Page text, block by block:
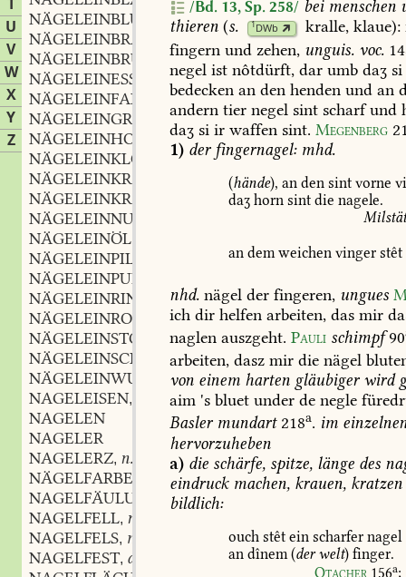
T
U
V
W
X
Y
Z
NÄGELEINBLUME
,f.
NÄGELEINBRAUN
adj.
NÄGELEINBRÜHE
NÄGELEINESSIG
m.
NÄGELEINFARB
adj.
NÄGELEINGRAS
n.
NÄGELEINHOLZ
n.
NÄGELEINKLOPFEN, n.
NÄGELEINKRANZ
NÄGELEINKRAUT
NÄGELEINNUSZ
NÄGELEINÖL
NÄGELEINPILZ
NÄGELEINPULVER
NÄGELEINRINDE
NÄGELEINROSE
NÄGELEINSTOCK
NÄGELEINSCHWAMM,m.
NÄGELEINWURZ
f.
NAGELEISEN,
NAGELEN
NAGELER
NAGELERZ, n.
NÄGELFARBE
NAGELFÄULUNG
f.
NAGELFELL, n.
NAGELFELS, m.
NAGELFEST, adj.
/Bd. 13, Sp. 258/ beimenschen
thieren (s. 1DWb kralle, klaue):
fingern und zehen, unguis. voc.
negel ist nôtdürft, dar umb daʒ si
bedecken an den henden und an
andern tier negel sint scharfund
daʒ si ir waffen sint. Megenberg
1) derfingernagel: mhd.
(hände), an den sint vorne
daʒ horn sint die nagele.
an demweichen vinger stêt
nhd. nägel der fingeren, ungues
ich dir helfen arbeiten, das mir
naglen auszgeht. Pauli schimpf 90
arbeiten, dasz mir die nägel
von einem harten gläubigerwird
aim 's bluet under de negle
Baslermundart 218a. im
hervorzuheben
a) die schärfe, spitze, länge des
eindruckmachen, krauen, kratzen
bildlich:
ouch stêt ein scharfer nagel
an dînem (derwelt) finger.
Otacher 156a;